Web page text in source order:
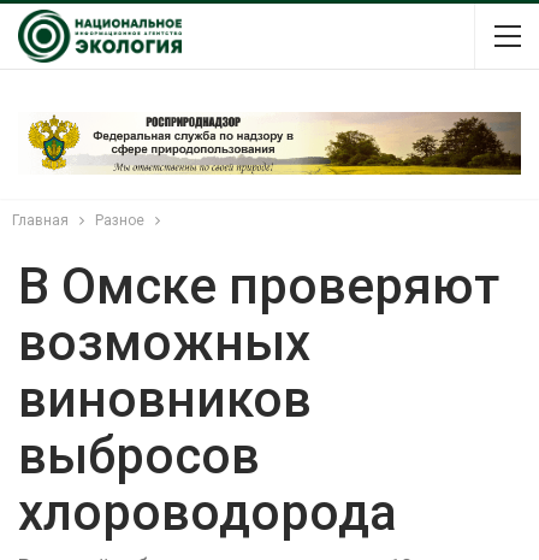
Главная Разное
В Омске проверяют
возможных
виновников
выбросов
хлороводорода